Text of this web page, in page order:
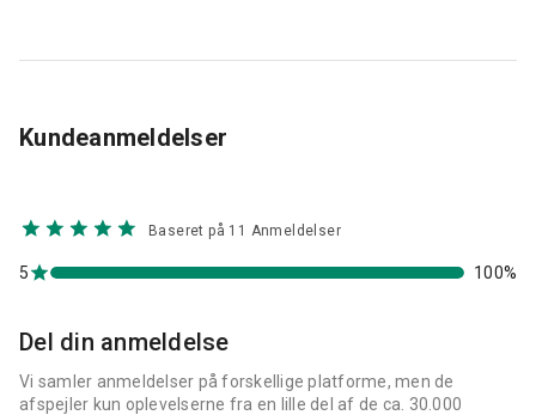
Kundeanmeldelser
Baseret på 11 Anmeldelser
5 100%
Del din anmeldelse
Vi samler anmeldelser på forskellige platforme, men de
afspejler kun oplevelserne fra en lille del af de ca. 30.000